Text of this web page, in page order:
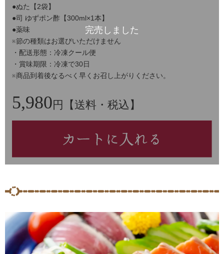
●ぬた【2袋】
●司 ゆずポン酢【300ml×1本】
●薬味
※節の種類はお選びいただけません
・配送形態：冷凍クール便
・賞味期限：冷凍で30日
※商品到着後なるべく早くお召し上がりください。
5,980 円【送料・税込】